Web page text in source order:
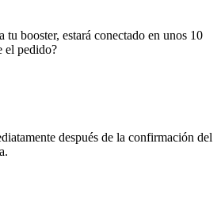
tu booster, estará conectado en unos 10
el pedido?
tu panel de control a medida que termina,
en sí, añade Streaming al finalizar la
después de la confirmación del